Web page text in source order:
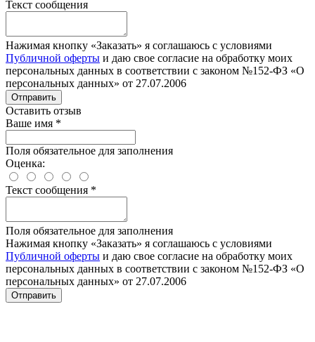
Текст сообщения
Нажимая кнопку «Заказать» я соглашаюсь с условиями
Публичной оферты и даю свое согласие на обработку моих
персональных данных в соответствии с законом №152-ФЗ «О
персональных данных» от 27.07.2006
Отправить
Оставить отзыв
Ваше имя *
Поля обязательное для заполнения
Оценка:
Текст сообщения *
Поля обязательное для заполнения
Нажимая кнопку «Заказать» я соглашаюсь с условиями
Публичной оферты и даю свое согласие на обработку моих
персональных данных в соответствии с законом №152-ФЗ «О
персональных данных» от 27.07.2006
Отправить